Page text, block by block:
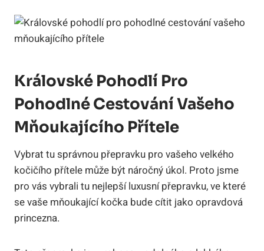
Královské Pohodlí Pro
Pohodlné Cestování Vašeho
Mňoukajícího Přítele
Vybrat tu správnou přepravku pro vašeho velkého
kočičího přítele může být náročný úkol. Proto jsme
pro vás vybrali tu nejlepší luxusní přepravku, ve které
se vaše mňoukající kočka bude cítit jako opravdová
princezna.